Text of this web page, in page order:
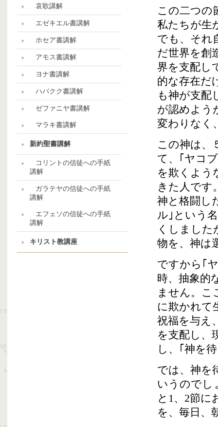
哀歌講解
エゼキエル書講解
ホセア書講解
アモス書講解
ヨナ書講解
ハバクク書講解
ゼファニヤ書講解
マラキ書講解
新約聖書講解
コリントの信徒への手紙
講解
ガラテヤの信徒への手紙
講解
エフェソの信徒への手紙
講解
キリスト教講座
この二つの
私たちが生
でも、それ
だ世界を創
界を支配し
的な存在だ
も神が支配
が認めよう
変わりなく
この神は、
て、｢ヤコ
を欺くよう
きた人です
神と格闘し
ル｣という
くしました
物を、神は
ですから｢
時、抽象的
ません。こ
に欺かれて
祝福を与え
を支配し、
し、｢神を
では、神を
いうのでし
と1、2節に
を、毎日、